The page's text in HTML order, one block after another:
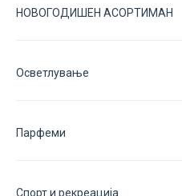
НОВОГОДИШЕН АСОРТИМАН
Осветлување
Парфеми
Спорт и рекреација